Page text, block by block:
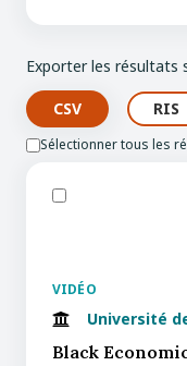
Exporter les résultats
Sélectionner tous les
VIDÉO
Université
Black